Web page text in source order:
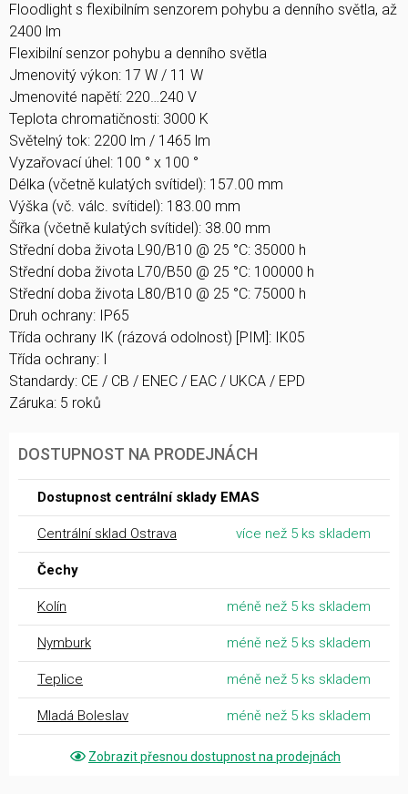
Floodlight s flexibilním senzorem pohybu a denního světla, až
2400 lm
Flexibilní senzor pohybu a denního světla
Jmenovitý výkon: 17 W / 11 W
Jmenovité napětí: 220…240 V
Teplota chromatičnosti: 3000 K
Světelný tok: 2200 lm / 1465 lm
Vyzařovací úhel: 100 ° x 100 °
Délka (včetně kulatých svítidel): 157.00 mm
Výška (vč. válc. svítidel): 183.00 mm
Šířka (včetně kulatých svítidel): 38.00 mm
Střední doba života L90/B10 @ 25 °C: 35000 h
Střední doba života L70/B50 @ 25 °C: 100000 h
Střední doba života L80/B10 @ 25 °C: 75000 h
Druh ochrany: IP65
Třída ochrany IK (rázová odolnost) [PIM]: IK05
Třída ochrany: I
Standardy: CE / CB / ENEC / EAC / UKCA / EPD
Záruka: 5 roků
DOSTUPNOST NA PRODEJNÁCH
Dostupnost centrální sklady EMAS
Centrální sklad Ostrava více než 5 ks skladem
Čechy
Kolín méně než 5 ks skladem
Nymburk méně než 5 ks skladem
Teplice méně než 5 ks skladem
Mladá Boleslav méně než 5 ks skladem
Zobrazit přesnou dostupnost na prodejnách